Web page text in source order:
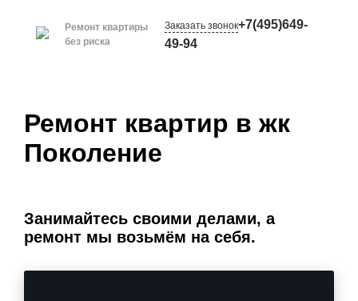
Ремонт квартиры
без риска
Заказать звонок+7(495)649-
49-94
Ремонт квартир в жк
Поколение
Занимайтесь своими делами, а
ремонт мы возьмём на себя.